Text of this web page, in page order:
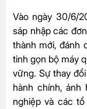
Vào ngày 30/6/
sáp nhập các
thành mới, đánh
tinh gọn bộ máy
vững. Sự thay
hành chính, ảnh
nghiệp và các